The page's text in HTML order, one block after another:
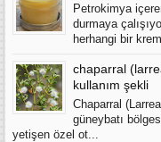
Petrokimya
durmaya
herhangi bir
chaparral
kullanım şekli
Chaparral
güneybatı
yetişen özel ot...